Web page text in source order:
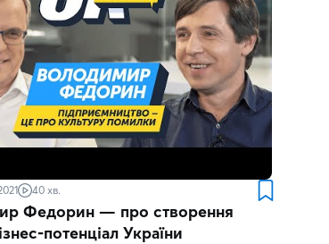
40 хв.
Федорин — про створення
потенціал України